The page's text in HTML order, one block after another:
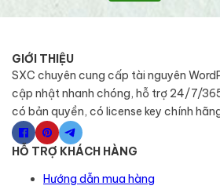
GIỚI THIỆU
SXC chuyên cung cấp tài nguyên
cập nhật nhanh chóng, hỗ trợ 24/7/
có bản quyền, có license key chính
HỖ TRỢ KHÁCH HÀNG
Hướng dẫn mua hàng